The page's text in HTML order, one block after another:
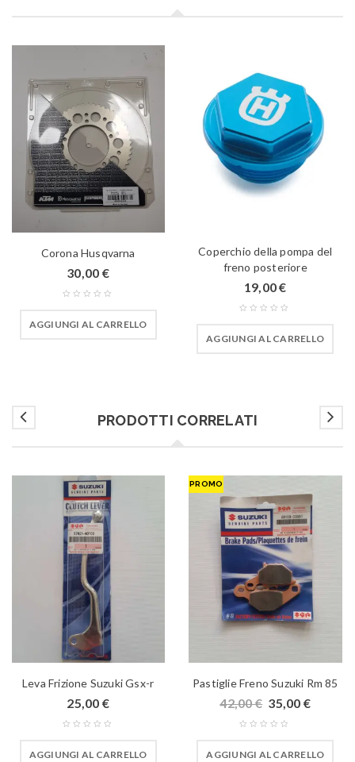
Corona Husqvarna
30,00 €
AGGIUNGI AL CARRELLO
Coperchio della pompa del
freno posteriore
19,00€
AGGIUNGI AL CARRELLO
PRODOTTI CORRELATI
Leva Frizione Suzuki Gsx-r
25,00 €
AGGIUNGI AL CARRELLO
PROMO
Pastiglie Freno Suzuki Rm 85
42,00€ 35,00 €
AGGIUNGI AL CARRELLO